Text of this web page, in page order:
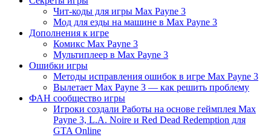
Чит-коды для игры Max Payne 3
Мод для езды на машине в Max Payne 3
Дополнения к игре
Комикс Max Payne 3
Мультиплеер в Max Payne 3
Ошибки игры
Методы исправления ошибок в игре Max Payne 3
Вылетает Max Payne 3 — как решить проблему
ФАН сообщество игры
Игроки создали Работы на основе геймплея Max
Payne 3, L.A. Noire и Red Dead Redemption для
GTA Online